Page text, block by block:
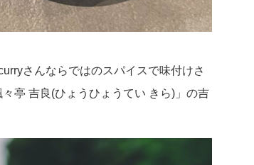
さんならではのスパイスで味付けさ
亭 吉良(ひょうひょうてい きら)」の吉